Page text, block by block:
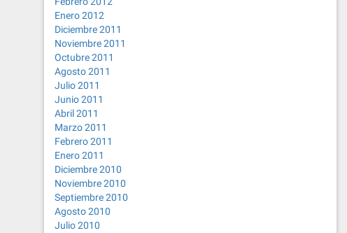
Enero 2012
Diciembre 2011
Noviembre 2011
Octubre 2011
Agosto 2011
Julio 2011
Junio 2011
Abril 2011
Marzo 2011
Febrero 2011
Enero 2011
Diciembre 2010
Noviembre 2010
Septiembre 2010
Agosto 2010
Julio 2010